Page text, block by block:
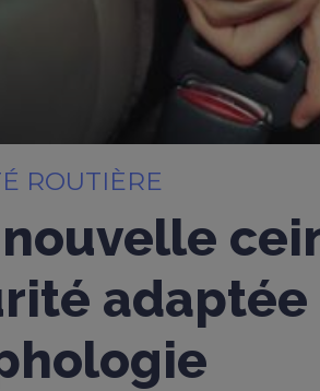
ROUTIÈRE
adaptée